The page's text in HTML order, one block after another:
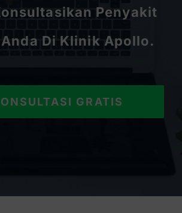
Penyakit
Di Klinik Apollo.
GRATIS